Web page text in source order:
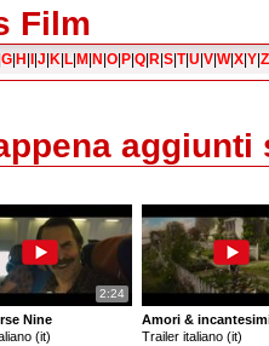
Film
G|H|I|J|K|L|M|N|O|P|Q|R|S|T|U|V|W|X|Y|Z
aggiunti
2:24
Nine
(it)
Amori &
Trailer italiano (it)